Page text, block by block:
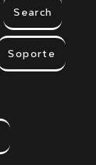
Search
Soporte